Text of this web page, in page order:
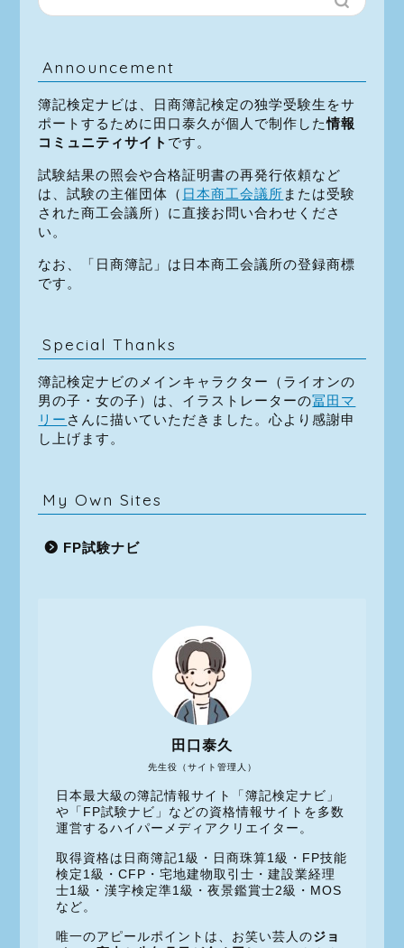
Announcement
簿記検定ナビは、日商簿記検定の独学受験生をサ
ポートするために田口泰久が個人で制作した情報
コミュニティサイト です。
試験結果の照会や合格証明書の再発行依頼など
は、試験の主催団体（ 日本商工会議所 または受験
された商工会議所）に直接お問い合わせくださ
い。
なお、「日商簿記」は日本商工会議所の登録商標
です。
Special Thanks
簿記検定ナビのメインキャラクター（ライオンの
男の子・女の子）は、イラストレーターの冨田マ
リー さんに描いていただきました。心より感謝申
し上げます。
My Own Sites
FP試験ナビ
先生役（サイト管理人）
田口泰久
日本最大級の簿記情報サイト「簿記検定ナビ」
や「FP試験ナビ」などの資格情報サイトを多数
運営するハイパーメディアクリエイター。
取得資格は日商簿記1級・日商珠算1級・FP技能
検定1級・CFP・宅地建物取引士・建設業経理
士1級・漢字検定準1級・夜景鑑賞士2級・MOS
など。
唯一のアピールポイントは、お笑い芸人のジョ